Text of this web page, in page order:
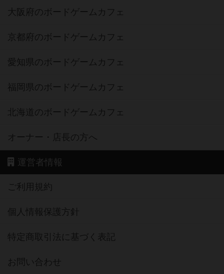
大阪府のボードゲームカフェ
京都府のボードゲームカフェ
愛知県のボードゲームカフェ
福岡県のボードゲームカフェ
北海道のボードゲームカフェ
オーナー・店長の方へ
運営者情報
ご利用規約
個人情報保護方針
特定商取引法に基づく表記
お問い合わせ